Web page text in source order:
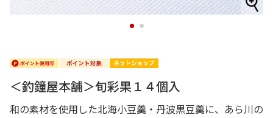
1 2
＜釣鐘屋本舗＞旬彩果１４個入
和の素材を使用した北海小豆羹・丹波黒豆羹に、あら川の